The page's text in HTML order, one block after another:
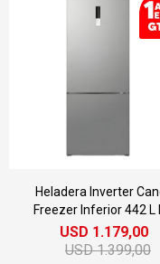
Heladera Inverter
Freezer Inferior 442 L
Frost
USD 1.179,00
USD 1.399,00